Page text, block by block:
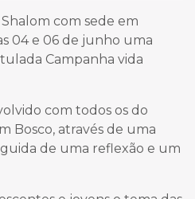
com sede em
04 e 06 de junho uma
Campanha vida
com todos os do
Bosco, através de uma
de uma reflexão e um